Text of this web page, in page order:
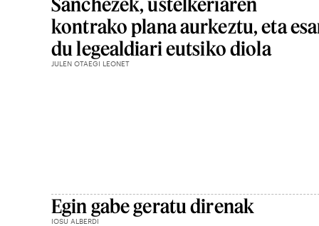
kontrako plana aurkeztu, eta
du legealdiari eutsiko diola
JULEN OTAEGI LEONET
Egin gabe geratu direnak
IOSU ALBERDI